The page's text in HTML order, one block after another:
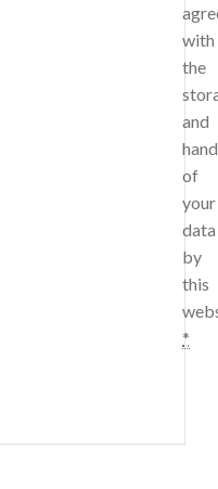
with
the
and
of
your
data
by
this
*